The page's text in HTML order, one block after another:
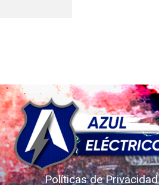
Políticas de Privacidad